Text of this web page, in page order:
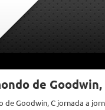
de Goodwin,
de Goodwin, C jornada a